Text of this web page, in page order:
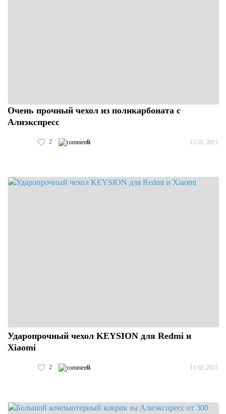
Очень прочный чехол из поликарбоната с
Алиэкспресс
2 0 13.02.2021
Ударопрочный чехол KEYSION для Redmi и
Xiaomi
2 0 13.02.2021